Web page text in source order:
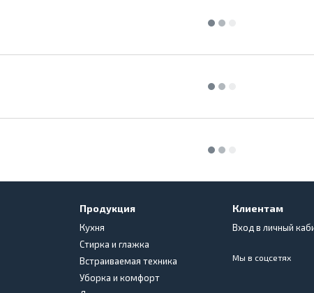
Продукция
Кухня
Стирка и глажка
Встраиваемая техника
Уборка и комфорт
Клиентам
Вход в личный
Мы в соцсетях